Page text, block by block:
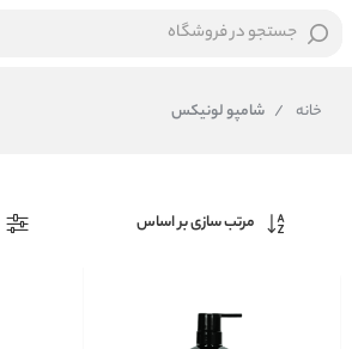
جستجو در فروشگاه
خانه / شامپو لونیکس
مرتب سازی بر اساس